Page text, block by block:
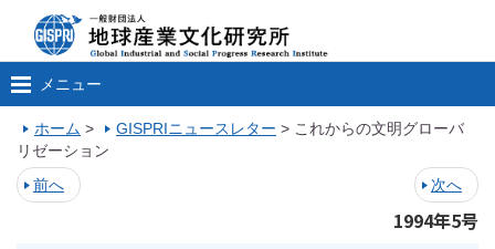
メニュー
ホーム > GISPRIニュースレター > これからの文明グローバ
リゼーション
前へ
次へ
1994年5号